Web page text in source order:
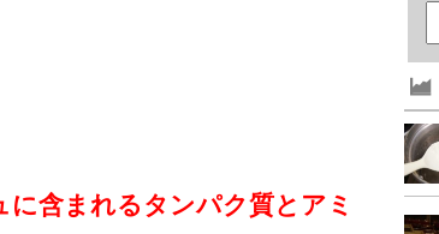
含まれるタンパク質とアミ